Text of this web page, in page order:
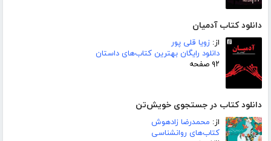
دانلود کتاب آدمیان
از: زویا قلی پور
دانلود رایگان بهترین کتاب‌های داستان
۹۲ صفحه
دانلود کتاب در جستجوی خویش‌تن
از: محمدرضا زادهوش
کتاب‌های روانشناسی